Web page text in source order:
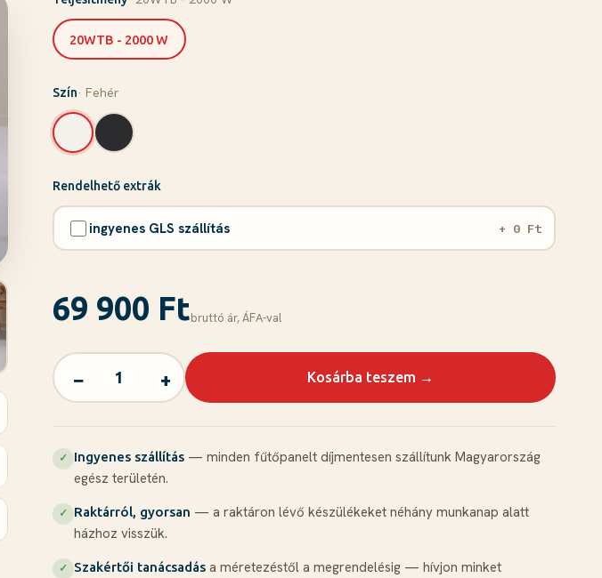
20WTB - 2000 W
Szín· Fehér
Rendelhető extrák
ingyenes GLS szállítás + 0 Ft
69 900 Ftbruttó ár, ÁFА-val
− + Kosárba teszem →
✓ Ingyenes szállítás— minden fűtőpanelt díjmentesen szállítunk Magyarország
egész területén.
✓ Raktárról, gyorsan — a raktáron lévő készülékeket néhány munkanap alatt
házhoz visszük.
✓ Szakértői tanácsadása méretezéstől a megrendelésig — hívjon minket